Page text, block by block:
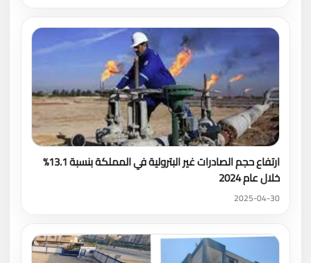
ارتفاع حجم الصادرات غير البترولية في المملكة بنسبة 13.1%
خلال عام 2024
2025-04-30